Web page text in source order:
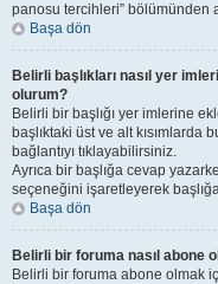
panosu tercihleri” bölümünden
Başa dön
Belirli başlıkları nasıl yer
olurum?
Belirli bir başlığı yer imlerine
başlıktaki üst ve alt kısımlarda
bağlantıyı tıklayabilirsiniz.
Ayrıca bir başlığa cevap
seçeneğini işaretleyerek
Başa dön
Belirli bir foruma nasıl abone
Belirli bir foruma abone olmak